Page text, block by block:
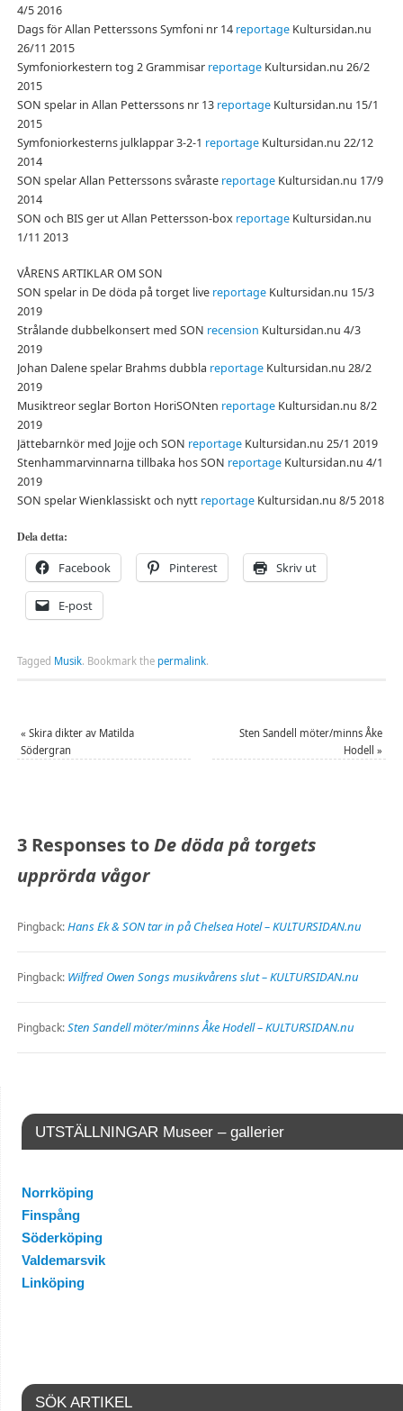
4/5 2016
Dags för Allan Petterssons Symfoni nr 14 reportageKultursidan.nu
26/11 2015
Symfoniorkestern tog 2 Grammisar reportageKultursidan.nu 26/2
2015
SON spelar in Allan Petterssons nr 13 reportageKultursidan.nu 15/1
2015
Symfoniorkesterns julklappar 3-2-1 reportageKultursidan.nu 22/12
2014
SON spelar Allan Petterssons svåraste reportageKultursidan.nu 17/9
2014
SON och BIS ger ut Allan Pettersson-box reportageKultursidan.nu
1/11 2013
VÅRENS ARTIKLAR OM SON
SON spelar in De döda på torget live reportageKultursidan.nu 15/3
2019
Strålande dubbelkonsert med SON recension Kultursidan.nu 4/3
2019
Johan Dalene spelar Brahms dubbla reportageKultursidan.nu 28/2
2019
Musiktreor seglar Borton HoriSONten reportageKultursidan.nu 8/2
2019
Jättebarnkör med Jojje och SON reportageKultursidan.nu 25/1 2019
Stenhammarvinnarna tillbaka hos SON reportageKultursidan.nu 4/1
2019
SON spelar Wienklassiskt och nytt reportageKultursidan.nu 8/5 2018
Dela detta:
Facebook Pinterest Skriv ut
E-post
Tagged Musik. Bookmark the permalink.
« Skira dikter av Matilda
Södergran
Sten Sandell möter/minns Åke
Hodell»
3 Responses toDe döda på torgets
upprörda vågor
Pingback:Hans Ek & SON tar in på Chelsea Hotel – KULTURSIDAN.nu
Pingback: Wilfred Owen Songs musikvårens slut – KULTURSIDAN.nu
Pingback:Sten Sandell möter/minns Åke Hodell – KULTURSIDAN.nu
UTSTÄLLNINGAR Museer – gallerier
Norrköping
Finspång
Söderköping
Valdemarsvik
Linköping
SÖK ARTIKEL